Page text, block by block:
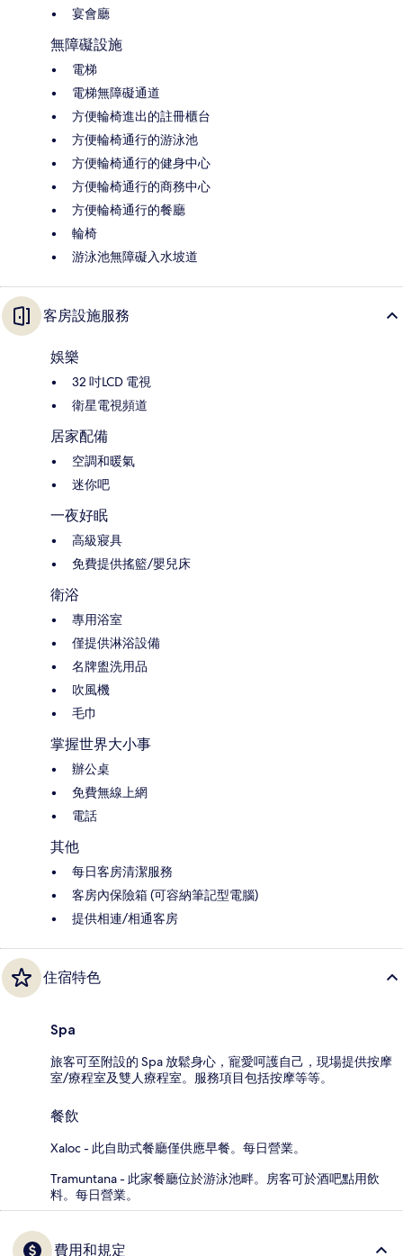
宴會廳
無障礙設施
電梯
電梯無障礙通道
方便輪椅進出的註冊櫃台
方便輪椅通行的游泳池
方便輪椅通行的健身中心
方便輪椅通行的商務中心
方便輪椅通行的餐廳
輪椅
游泳池無障礙入水坡道
客房設施服務
娛樂
32 吋LCD 電視
衛星電視頻道
居家配備
空調和暖氣
迷你吧
一夜好眠
高級寢具
免費提供搖籃/嬰兒床
衛浴
專用浴室
僅提供淋浴設備
名牌盥洗用品
吹風機
毛巾
掌握世界大小事
辦公桌
免費無線上網
電話
其他
每日客房清潔服務
客房內保險箱 (可容納筆記型電腦)
提供相連/相通客房
住宿特色
Spa
旅客可至附設的 Spa 放鬆身心，寵愛呵護自己，現場提供按摩
室/療程室及雙人療程室。服務項目包括按摩等等。
餐飲
Xaloc - 此自助式餐廳僅供應早餐。每日營業。
Tramuntana - 此家餐廳位於游泳池畔。房客可於酒吧點用飲
料。每日營業。
費用和規定